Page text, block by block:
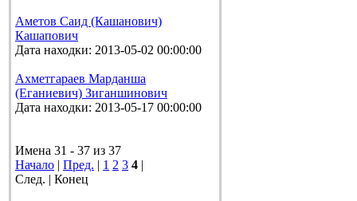
Аметов Саид (Кашанович)
Кашапович
Дата находки: 2013-05-02 00:00:00
Ахметгараев Марданша
(Еганиевич) Зиганшинович
Дата находки: 2013-05-17 00:00:00
Имена 31 - 37 из 37
Начало | Пред. | 1 2 3 4 |
След. | Конец